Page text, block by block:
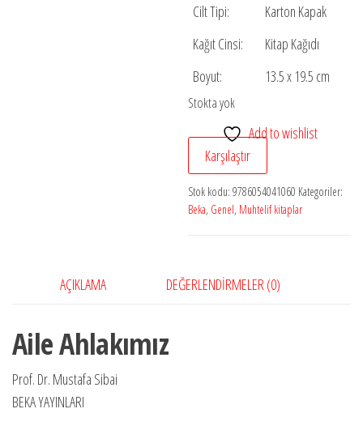
Cilt Tipi:
Karton Kapak
Kağıt Cinsi:
Kitap Kağıdı
Boyut:
13.5 x 19.5 cm
Stokta yok
Add to wishlist
Karşılaştır
Stok kodu:9786054041060 Kategoriler:
Beka, Genel, Muhtelif kitaplar
AÇIKLAMA DEĞERLENDIRMELER (0)
Aile Ahlakımız
Prof. Dr. Mustafa Sibai
BEKA YAYINLARI